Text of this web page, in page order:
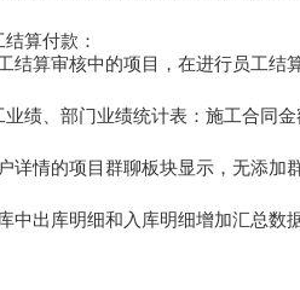
结算付款：
结算审核中的项目，在进行员工结
业绩、部门业绩统计表：施工合同
详情的项目群聊板块显示，无添加
中出库明细和入库明细增加汇总数